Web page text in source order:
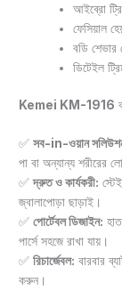
আইব্রো
ফেসিয়াল
বডি শেভার
ডিটেইল
Kemei KM-1916
✅সব-in-ওয়ান
পা বা অন্যান্য শরীরের
✅দ্রুত ও কার্যকরী:
জ্বালাপোড়া ছাড়াই।
✅পোর্টেবল ডিজাইন:
পার্সে সহজে রাখা যায়।
✅রিচার্জেবল: বারবার
করুন।